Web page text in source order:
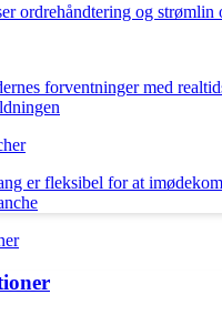
ordrehåndtering og strømlin
forventninger med
er fleksibel for at